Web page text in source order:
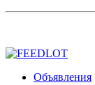
Объявления